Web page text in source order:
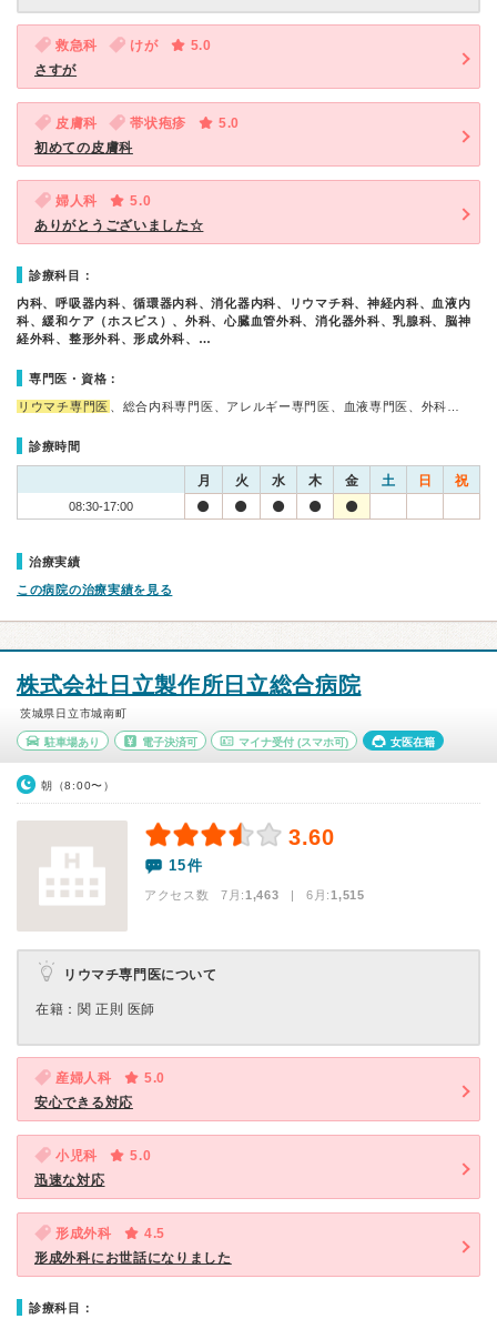
救急科 けが
5.0
さすが
皮膚科 帯状疱疹
5.0
初めての皮膚科
婦人科
5.0
ありがとうございました☆
診療科目：
内科、呼吸器内科、循環器内科、消化器内科、リウマチ科、神経内科、血液内
科、緩和ケア（ホスピス）、外科、心臓血管外科、消化器外科、乳腺科、脳神
経外科、整形外科、形成外科、…
専門医・資格：
リウマチ専門医 、総合内科専門医、アレルギー専門医、血液専門医、外科…
診療時間
月 火 水 木 金 土 日 祝
08:30-17:00
治療実績
この病院の治療実績を見る
株式会社日立製作所日立総合病院
茨城県日立市城南町
駐車場あり 電子決済可 マイナ受付 (スマホ可) 女医在籍
朝（8:00〜）
3.60
15件
アクセス数 7月:1,463 | 6月:1,515
リウマチ専門医について
在籍：関 正則 医師
産婦人科
5.0
安心できる対応
小児科
5.0
迅速な対応
形成外科
4.5
形成外科にお世話になりました
診療科目：